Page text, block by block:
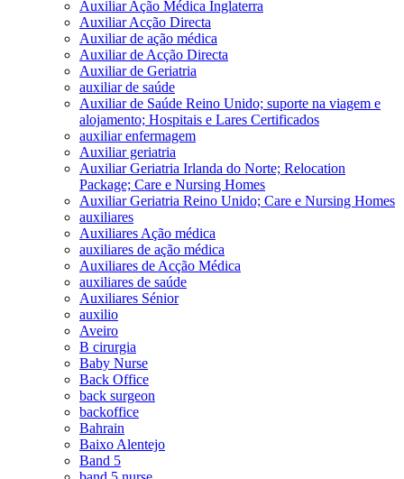
Auxiliar Ação Médica Inglaterra
Auxiliar Acção Directa
Auxiliar de ação médica
Auxiliar de Acção Directa
Auxiliar de Geriatria
auxiliar de saúde
Auxiliar de Saúde Reino Unido; suporte na viagem e
alojamento; Hospitais e Lares Certificados
auxiliar enfermagem
Auxiliar geriatria
Auxiliar Geriatria Irlanda do Norte; Relocation
Package; Care e Nursing Homes
Auxiliar Geriatria Reino Unido; Care e Nursing Homes
auxiliares
Auxiliares Ação médica
auxiliares de ação médica
Auxiliares de Acção Médica
auxiliares de saúde
Auxiliares Sénior
auxilio
Aveiro
B cirurgia
Baby Nurse
Back Office
back surgeon
backoffice
Bahrain
Baixo Alentejo
Band 5